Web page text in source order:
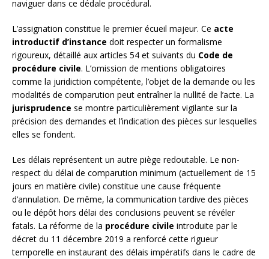
naviguer dans ce dédale procédural.
L’assignation constitue le premier écueil majeur. Ce acte
introductif d’instance doit respecter un formalisme
rigoureux, détaillé aux articles 54 et suivants du Code de
procédure civile. L’omission de mentions obligatoires
comme la juridiction compétente, l’objet de la demande ou les
modalités de comparution peut entraîner la nullité de l’acte. La
jurisprudence se montre particulièrement vigilante sur la
précision des demandes et l’indication des pièces sur lesquelles
elles se fondent.
Les délais représentent un autre piège redoutable. Le non-
respect du délai de comparution minimum (actuellement de 15
jours en matière civile) constitue une cause fréquente
d’annulation. De même, la communication tardive des pièces
ou le dépôt hors délai des conclusions peuvent se révéler
fatals. La réforme de la procédure civile introduite par le
décret du 11 décembre 2019 a renforcé cette rigueur
temporelle en instaurant des délais impératifs dans le cadre de